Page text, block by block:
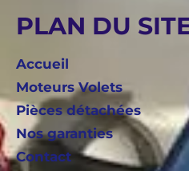
PLAN DU
Accueil
Moteurs Volets
Pièces détachées
Nos garanties
Contact